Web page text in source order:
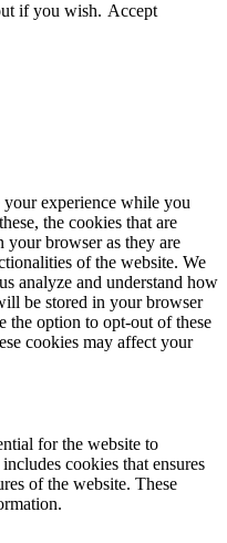
if you wish. Accept
experience while you
the cookies that are
your browser as they are
of the website. We
analyze and understand how
be stored in your browser
the option to opt-out of these
cookies may affect your
for the website to
cookies that ensures
of the website. These